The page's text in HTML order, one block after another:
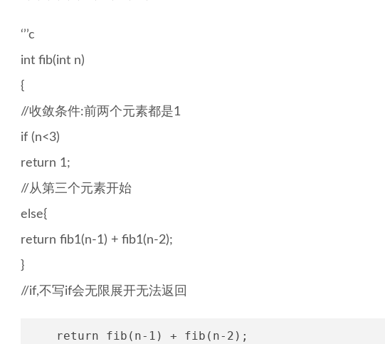
‘’’c
int fib(int n)
{
//收敛条件:前两个元素都是1
if (n<3)
return 1;
//从第三个元素开始
else{
return fib1(n-1) + fib1(n-2);
}
//if,不写if会无限展开无法返回
    return fib(n-1) + fib(n-2);